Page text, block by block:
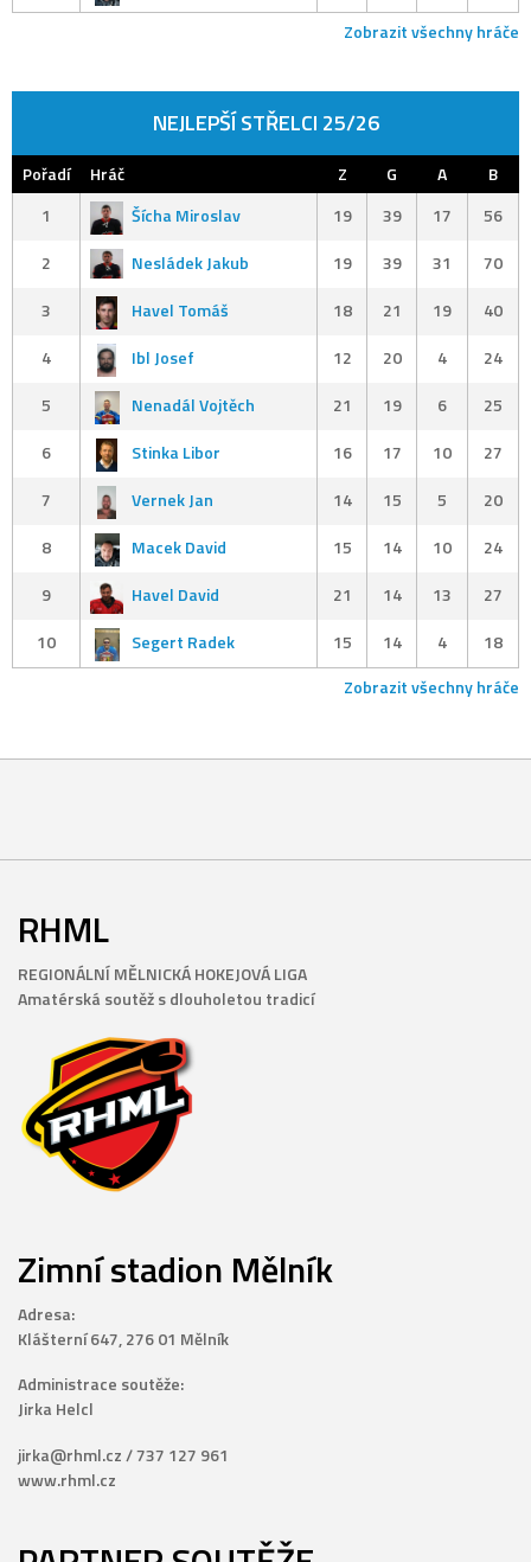
Zobrazit všechny hráče
NEJLEPŠÍ STŘELCI 25/26
Pořadí Hráč Z G A
B
1
Šícha Miroslav 19 39 17
56
2
Nesládek Jakub 19 39 31
70
3
Havel Tomáš 18 21 19
40
4
Ibl Josef 12 20 4
24
5
Nenadál Vojtěch 21 19 6
25
6
Stinka Libor 16 17 10
27
7
Vernek Jan 14 15 5
20
8
Macek David 15 14 10
24
9
Havel David 21 14 13
27
10
Segert Radek 15 14 4
18
Zobrazit všechny hráče
RHML
REGIONÁLNÍ MĚLNICKÁ HOKEJOVÁ LIGA
Amatérská soutěž s dlouholetou tradicí
Zimní stadion Mělník
Adresa:
Klášterní 647, 276 01 Mělník
Administrace soutěže:
Jirka Helcl
jirka@rhml.cz / 737 127 961
www.rhml.cz